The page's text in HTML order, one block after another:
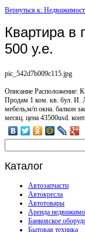
Вернуться к:
Квартира в
500 у.е.
pic_542d7b009c115.jpg
Описание Расположение:
Продам 1 ком. кв. бул. И.
мебель,м/п окна. балкон
месяц. цена 43500usd.
Каталог
Автозапчасти
Автокресла
Автотовары
Аренда
Банковское
Бытовая техника